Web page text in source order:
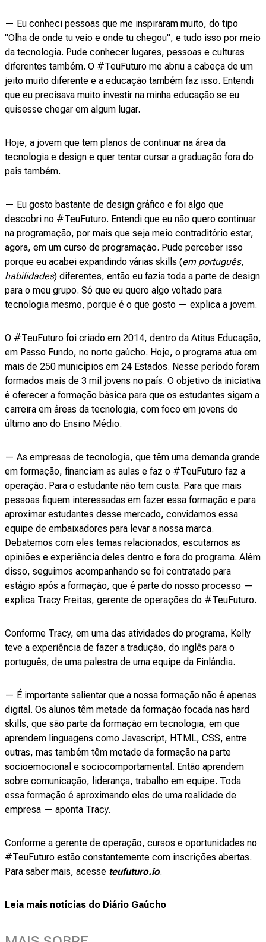
— Eu conheci pessoas que me inspiraram muito, do tipo
"Olha de onde tu veio e onde tu chegou", e tudo isso por meio
da tecnologia. Pude conhecer lugares, pessoas e culturas
diferentes também. O #TeuFuturo me abriu a cabeça de um
jeito muito diferente e a educação também faz isso. Entendi
que eu precisava muito investir na minha educação se eu
quisesse chegar em algum lugar.
Hoje, a jovem que tem planos de continuar na área da
tecnologia e design e quer tentar cursar a graduação fora do
país também.
— Eu gosto bastante de design gráfico e foi algo que
descobri no #TeuFuturo. Entendi que eu não quero continuar
na programação, por mais que seja meio contraditório estar,
agora, em um curso de programação. Pude perceber isso
porque eu acabei expandindo várias skills (em português,
habilidades) diferentes, então eu fazia toda a parte de design
para o meu grupo. Só que eu quero algo voltado para
tecnologia mesmo, porque é o que gosto — explica a jovem.
O #TeuFuturo foi criado em 2014, dentro da Atitus Educação,
em Passo Fundo, no norte gaúcho. Hoje, o programa atua em
mais de 250 municípios em 24 Estados. Nesse período foram
formados mais de 3 mil jovens no país. O objetivo da iniciativa
é oferecer a formação básica para que os estudantes sigam a
carreira em áreas da tecnologia, com foco em jovens do
último ano do Ensino Médio.
— As empresas de tecnologia, que têm uma demanda grande
em formação, financiam as aulas e faz o #TeuFuturo faz a
operação. Para o estudante não tem custa. Para que mais
pessoas fiquem interessadas em fazer essa formação e para
aproximar estudantes desse mercado, convidamos essa
equipe de embaixadores para levar a nossa marca.
Debatemos com eles temas relacionados, escutamos as
opiniões e experiência deles dentro e fora do programa. Além
disso, seguimos acompanhando se foi contratado para
estágio após a formação, que é parte do nosso processo —
explica Tracy Freitas, gerente de operações do #TeuFuturo.
Conforme Tracy, em uma das atividades do programa, Kelly
teve a experiência de fazer a tradução, do inglês para o
português, de uma palestra de uma equipe da Finlândia.
— É importante salientar que a nossa formação não é apenas
digital. Os alunos têm metade da formação focada nas hard
skills, que são parte da formação em tecnologia, em que
aprendem linguagens como Javascript, HTML, CSS, entre
outras, mas também têm metade da formação na parte
socioemocional e sociocomportamental. Então aprendem
sobre comunicação, liderança, trabalho em equipe. Toda
essa formação é aproximando eles de uma realidade de
empresa — aponta Tracy.
Conforme a gerente de operação, cursos e oportunidades no
#TeuFuturo estão constantemente com inscrições abertas.
Para saber mais, acesse teufuturo.io.
Leia mais notícias do Diário Gaúcho